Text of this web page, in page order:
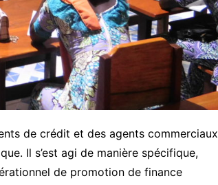
de crédit et des agents commerciaux
Il s’est agi de manière spécifique,
de promotion de finance